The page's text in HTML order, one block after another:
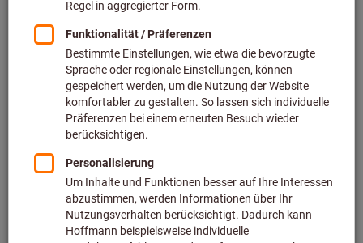
Preis pro 1 Stück
zzgl. Versandkosten
Individuelle Preisanzeige für Geschäftskunden nach
Anmeldung.
Menge
In den Warenkorb